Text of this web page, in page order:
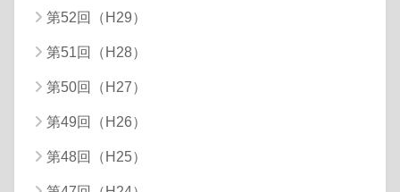
第52回（H29）
第51回（H28）
第50回（H27）
第49回（H26）
第48回（H25）